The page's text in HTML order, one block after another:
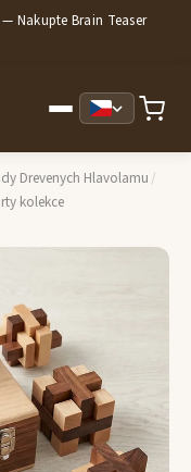
Nakupte Brain Teaser
Drevenych Hlavolamu /
kolekce